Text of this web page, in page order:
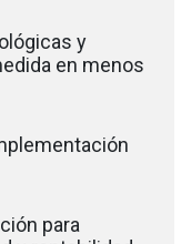
y
en menos
para